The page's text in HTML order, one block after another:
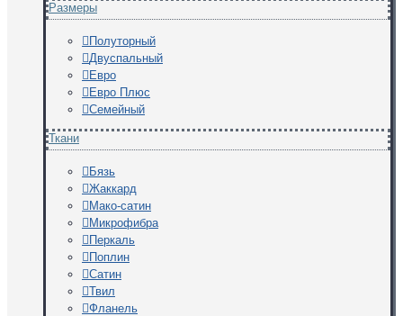
Размеры
Полуторный
Двуспальный
Евро
Евро Плюс
Семейный
Ткани
Бязь
Жаккард
Мако-сатин
Микрофибра
Перкаль
Поплин
Сатин
Твил
Фланель